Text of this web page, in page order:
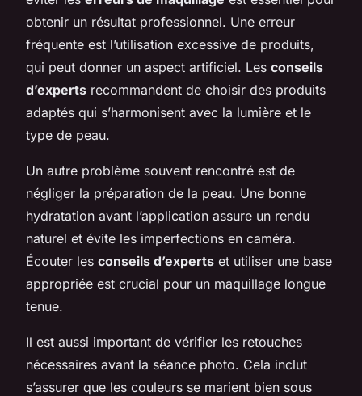
obtenir un résultat professionnel. Une erreur
fréquente est l’utilisation excessive de produits,
qui peut donner un aspect artificiel. Les conseils
d’experts recommandent de choisir des produits
adaptés qui s’harmonisent avec la lumière et le
type de peau.
Un autre problème souvent rencontré est de
négliger la préparation de la peau. Une bonne
hydratation avant l’application assure un rendu
naturel et évite les imperfections en caméra.
Écouter les conseils d’experts et utiliser une base
appropriée est crucial pour un maquillage longue
tenue.
Il est aussi important de vérifier les retouches
nécessaires avant la séance photo. Cela inclut
s’assurer que les couleurs se marient bien sous